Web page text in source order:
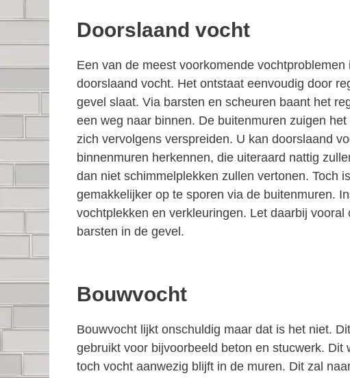
Doorslaand vocht
Een van de meest voorkomende vochtproblemen
doorslaand vocht. Het ontstaat eenvoudig door
gevel slaat. Via barsten en scheuren baant het
een weg naar binnen. De buitenmuren zuigen het
zich vervolgens verspreiden. U kan doorslaand
binnenmuren herkennen, die uiteraard nattig
dan niet schimmelplekken zullen vertonen. Toch
gemakkelijker op te sporen via de buitenmuren.
vochtplekken en verkleuringen. Let daarbij vooral
barsten in de gevel.
Bouwvocht
Bouwvocht lijkt onschuldig maar dat is het niet.
gebruikt voor bijvoorbeeld beton en stucwerk.
toch vocht aanwezig blijft in de muren. Dit zal